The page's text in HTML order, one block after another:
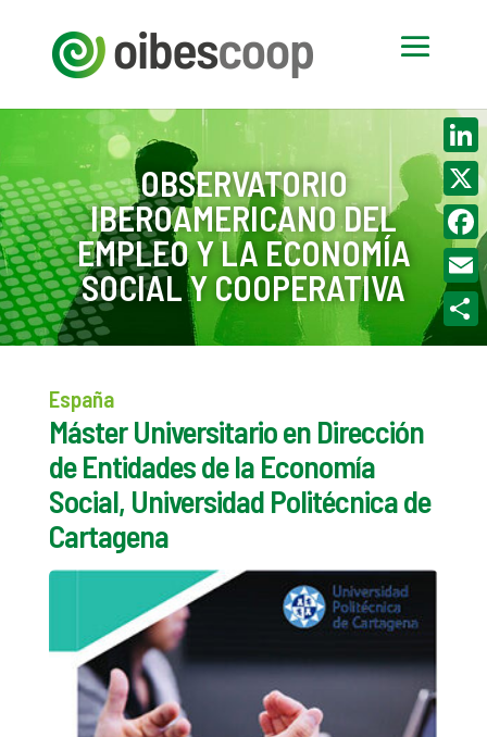
OBSERVATORIO
IBEROAMERICANO DEL
EMPLEO Y LA ECONOMÍA
SOCIAL Y COOPERATIVA
España
Máster Universitario en Dirección
de Entidades de la Economía
Social, Universidad Politécnica de
Cartagena
X
Email